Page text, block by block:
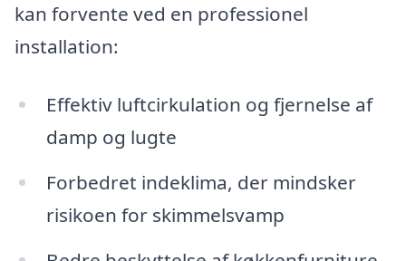
kan forvente ved en professionel
installation:
Effektiv luftcirkulation og fjernelse af
damp og lugte
Forbedret indeklima, der mindsker
risikoen for skimmelsvamp